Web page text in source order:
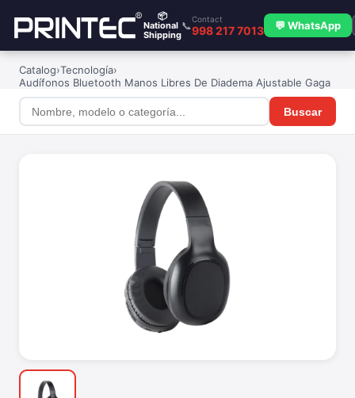
📦
National
Shipping
📞
Contact
998 217 7013 💬 WhatsApp
Catalog›Tecnología›
Audífonos Bluetooth Manos Libres De Diadema Ajustable Gaga
Buscar